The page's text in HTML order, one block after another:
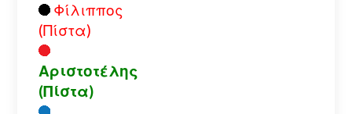
Φίλιππος
(Πίστα)
Αριστοτέλης
(Πίστα)